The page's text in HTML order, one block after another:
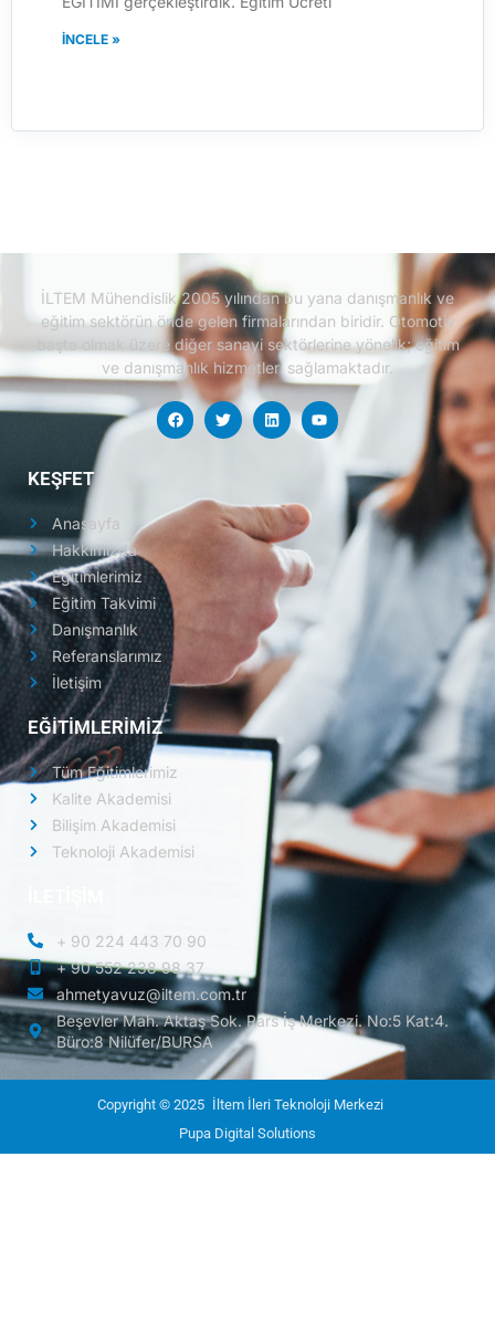
İNCELE »
İLTEM Mühendislik 2005 yılından bu yana danışmanlık ve
eğitim sektörün önde gelen firmalarından biridir. Otomotiv
başta olmak üzere diğer sanayi sektörlerine yönelik; eğitim
ve danışmanlık hizmetleri sağlamaktadır.
KEŞFET
Anasayfa
Hakkımızda
Eğitimlerimiz
Eğitim Takvimi
Danışmanlık
Referanslarımız
İletişim
EĞİTİMLERİMİZ
Tüm Eğitimlerimiz
Kalite Akademisi
Bilişim Akademisi
Teknoloji Akademisi
+ 90 224 443 70 90
+ 90 552 238 98 37
ahmetyavuz@iltem.com.tr
Beşevler Mah. Aktaş Sok. Pars İş Merkezi. No:5 Kat:4.
Büro:8 Nilüfer/BURSA
Copyright © 2025 İltem İleri Teknoloji Merkezi
Pupa Digital Solutions